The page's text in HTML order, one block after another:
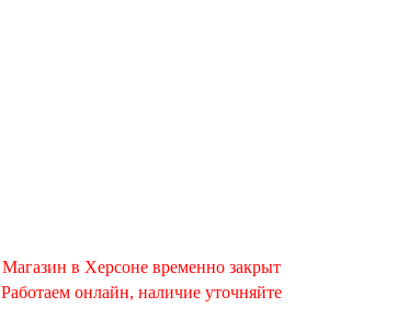
Магазин в Херсоне временно закрыт
Работаем онлайн, наличие уточняйте